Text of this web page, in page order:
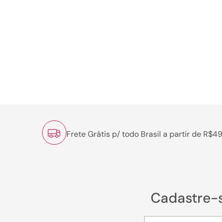
Frete Grátis p/ todo Brasil a partir de
Cadastre-